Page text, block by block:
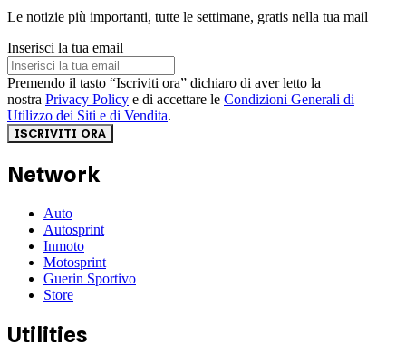
Le notizie più importanti, tutte le settimane, gratis nella tua mail
Inserisci la tua email
Premendo il tasto “Iscriviti ora” dichiaro di aver letto la
nostra Privacy Policy e di accettare le Condizioni Generali di
Utilizzo dei Siti e di Vendita.
ISCRIVITI ORA
Network
Auto
Autosprint
Inmoto
Motosprint
Guerin Sportivo
Store
Utilities